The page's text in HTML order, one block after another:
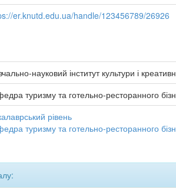
er.knutd.edu.ua/handle/123456789/26926
науковий інститут культури і
туризму та готельно-ресторанного
рівень
туризму та готельно-ресторанного